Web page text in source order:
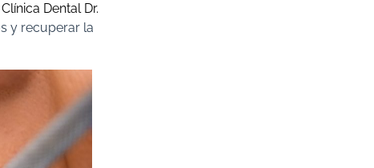
Clínica Dental Dr.
y recuperar la